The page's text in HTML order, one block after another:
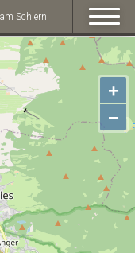
Schlern
+
−